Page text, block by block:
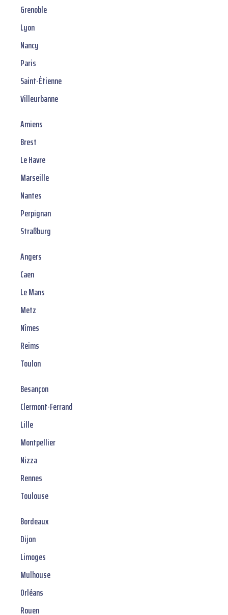
Grenoble
Lyon
Nancy
Paris
Saint-Étienne
Villeurbanne
Amiens
Brest
Le Havre
Marseille
Nantes
Perpignan
Straßburg
Angers
Caen
Le Mans
Metz
Nîmes
Reims
Toulon
Besançon
Clermont-Ferrand
Lille
Montpellier
Nizza
Rennes
Toulouse
Bordeaux
Dijon
Limoges
Mulhouse
Orléans
Rouen